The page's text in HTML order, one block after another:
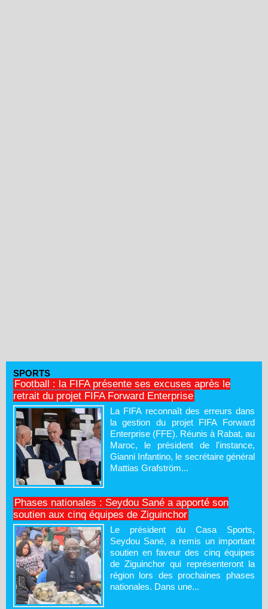
SPORTS
Football : la FIFA présente ses excuses après le
retrait du projet FIFA Forward Enterprise
La FIFA reconnaît des erreurs dans
la gestion du projet FIFA Forward
Enterprise (FFE). Réunis à Rabat, au
Maroc, le président de l'instance,
Gianni Infantino, le secrétaire général
Mattias Grafström...
Phases nationales : Seydou Sané a apporté son
soutien aux cinq équipes de Ziguinchor
Le président du Casa Sports,
Seydou Sané, a remis un important
soutien en faveur des cinq équipes
de Ziguinchor qui représenteront la
région lors des prochaines phases
nationales. Dans une...